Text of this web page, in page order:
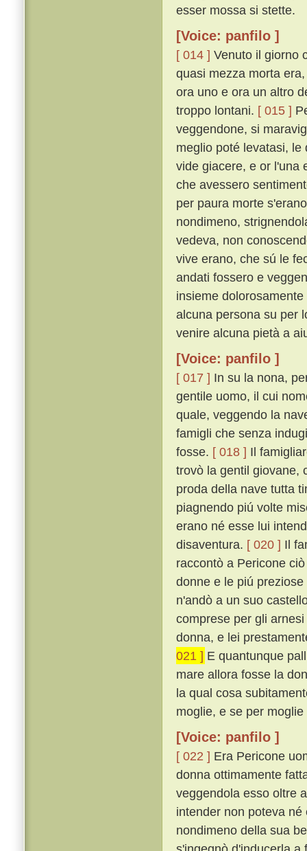
esser mossa si stette.
[Voice: panfilo ]
[ 014 ] Venuto il giorno
quasi mezza morta
ora uno e ora un altro
troppo lontani. [ 015 ]
veggendone, si
meglio poté levatasi,
vide giacere, e or l'una
che avessero
per paura morte
nondimeno,
vedeva, non
vive erano, che sú le
andati fossero e
insieme
alcuna persona su per
venire alcuna pietà a
[Voice: panfilo ]
[ 017 ] In su la nona,
gentile uomo, il cui
quale, veggendo la
famigli che senza
fosse. [ 018 ] Il
trovò la gentil giovane,
proda della nave tutta
piagnendo piú volte
erano né esse lui
disaventura. [ 020 ] Il
raccontò a Pericone
donne e le piú
n'andò a un suo
comprese per gli
donna, e lei
021 ] E quantunque
mare allora fosse la
la qual cosa
moglie, e se per
[Voice: panfilo ]
[ 022 ] Era Pericone
donna ottimamente
veggendola esso oltre
intender non poteva
nondimeno della sua